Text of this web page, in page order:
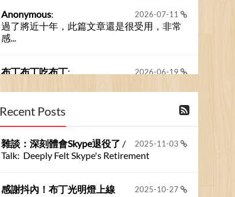
2026-07-11
Anonymous:
過了將近十年，此篇文章還是很受用，非常
感...
2026-06-19
布丁布丁吃布丁:
2026-06-18
布丁布丁吃布丁
kage好像也可以下載整個網站 感謝分享
Anonymous
Recent Posts
2025-11-03
雜談：深刻體會Skype退役了 /
Talk: Deeply Felt Skype's Retirement
2025-10-27
感謝抖內！布丁光明燈上線